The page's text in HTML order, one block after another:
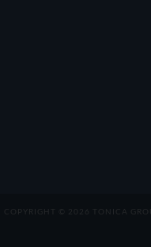
| COPYRIGHT © 2026 TONICA